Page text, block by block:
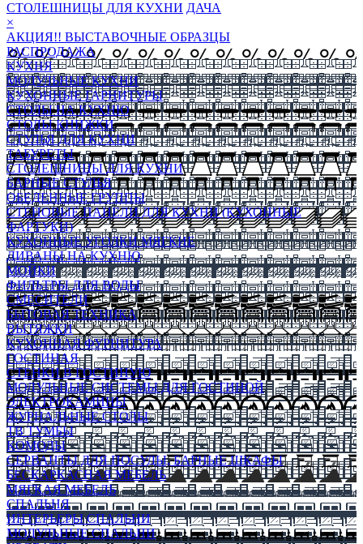
СТОЛЕШНИЦЫ ДЛЯ КУХНИ ДАЧА
×
АКЦИЯ!! ВЫСТАВОЧНЫЕ ОБРАЗЦЫ
РАСПРОДАЖА
КУХНЯ
МОДУЛЬНЫЕ КУХНИ
КУХОННЫЕ ГАРНИТУРЫ
СТОЛЫ НА КУХНЮ
СТОЛЫ КНИЖКИ
СТУЛЬЯ ДЛЯ КУХНИ
ТАБУРЕТЫ
СТОЛЕШНИЦЫ ДЛЯ КУХНИ
БАРНЫЕ СТУЛЬЯ
ОБЕДЕННЫЕ ГРУППЫ
СТЕНОВЫЕ ПАНЕЛИ ДЛЯ КУХНИ (КУХОННЫЕ
ФАРТУКИ)
КУХОННЫЕ УГОЛКИ МЯГКИЕ
ДИВАНЫ НА КУХНЮ
МОЙКИ
ФИЛЬТРЫ ДЛЯ ВОДЫ
СМЕСИТЕЛИ
БЫТОВАЯ ТЕХНИКА
ВЫТЯЖКИ
КУХОННАЯ ФУРНИТУРА
ГОСТИНАЯ
СТЕНКИ В ГОСТИНУЮ
МОДУЛЬНЫЕ СИСТЕМЫ ДЛЯ ГОСТИНОЙ
ЭЛЕКТРОКАМИНЫ
ЖУРНАЛЬНЫЕ СТОЛЫ
ТВ ТУМБЫ
КОМОДЫ
СЕРВАНТЫ ДЛЯ ПОСУДЫ, БАРНЫЕ ШКАФЫ
БЕСКАРКАСНАЯ МЕБЕЛЬ
МЯГКАЯ МЕБЕЛЬ
СПАЛЬНЯ
ИНТЕРЬЕРЫ СПАЛЬНИ
МОДУЛЬНЫЕ СПАЛЬНИ